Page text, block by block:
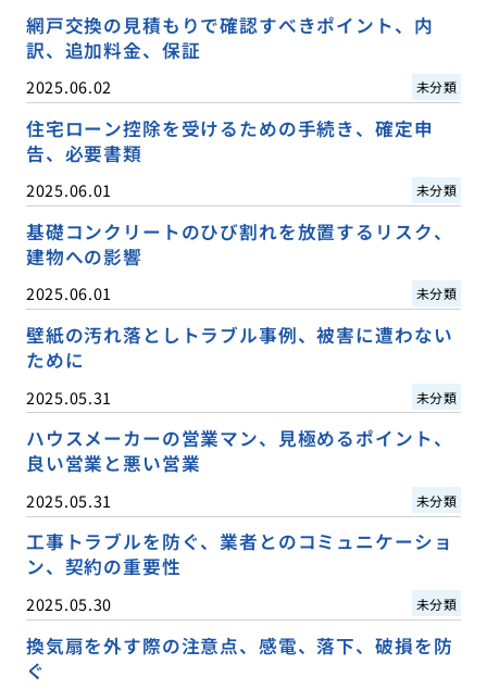
網戸交換の見積もりで確認すべきポイント、内
訳、追加料金、保証
2025.06.02 未分類
住宅ローン控除を受けるための手続き、確定申
告、必要書類
2025.06.01 未分類
基礎コンクリートのひび割れを放置するリスク、
建物への影響
2025.06.01 未分類
壁紙の汚れ落としトラブル事例、被害に遭わない
ために
2025.05.31 未分類
ハウスメーカーの営業マン、見極めるポイント、
良い営業と悪い営業
2025.05.31 未分類
工事トラブルを防ぐ、業者とのコミュニケーショ
ン、契約の重要性
2025.05.30 未分類
換気扇を外す際の注意点、感電、落下、破損を防
ぐ